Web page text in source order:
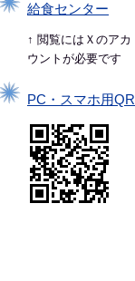
給食センター
↑ 閲覧にはＸのアカ
ウントが必要です
PC・スマホ用QR